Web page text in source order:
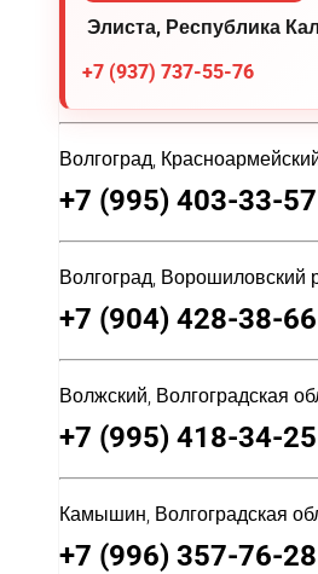
Элиста, Республика
+7 (937) 737-55-76
Волгоград,
+7 (995) 403-33-57
Волгоград, Ворошиловский
+7 (904) 428-38-66
Волжский, Волгоградская
+7 (995) 418-34-25
Камышин, Волгоградская
+7 (996) 357-76-28